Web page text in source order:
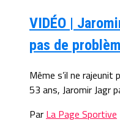
VIDÉO |
pas de
Même s’il ne
53 ans, Jaromir Jagr
Par La Page Sportive